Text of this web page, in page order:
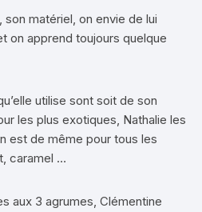
matériel, on envie de lui
on apprend toujours quelque
utilise sont soit de son
les plus exotiques, Nathalie les
est de même pour tous les
caramel …
aux 3 agrumes, Clémentine